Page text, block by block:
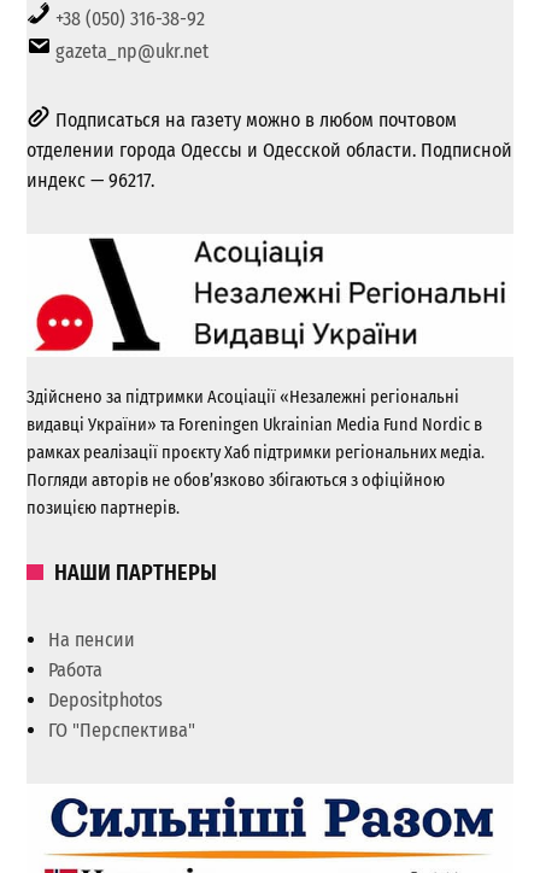
+38 (050) 316-38-92
gazeta_np@ukr.net
Подписаться на газету можно в любом почтовом
отделении города Одессы и Одесской области. Подписной
индекс — 96217.
Здійснено за підтримки Асоціації «Незалежні регіональні
видавці України» та Foreningen Ukrainian Media Fund Nordic в
рамках реалізації проєкту Хаб підтримки регіональних медіа.
Погляди авторів не обов’язково збігаються з офіційною
позицією партнерів.
НАШИ ПАРТНЕРЫ
На пенсии
Работа
Depositphotos
ГО "Перспектива"